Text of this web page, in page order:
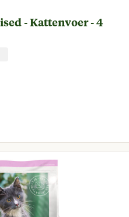
- Kattenvoer - 4
€ 16,96